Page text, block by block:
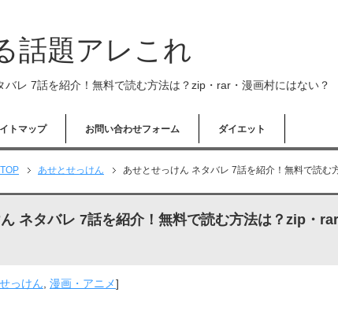
話題アレこれ
バレ 7話を紹介！無料で読む方法は？zip・rar・漫画村にはない？
トマップ お問い合わせフォーム ダイエット
あせとせっけん あせとせっけん ネタバレ 7話を紹介！無料で読む
ネタバレ 7話を紹介！無料で読む方法は？zip・
っけん 漫画・アニメ]